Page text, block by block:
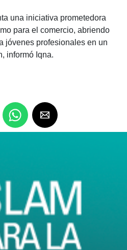
una iniciativa prometedora
para el comercio, abriendo
jóvenes profesionales en un
informó Iqna.